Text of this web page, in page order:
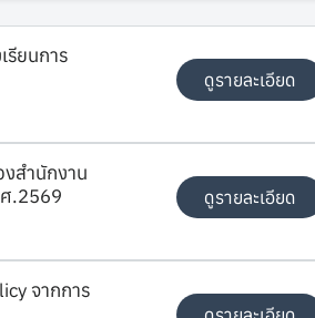
รียนการ
ดูรายละเอียด
งสำนักงาน
.2569
ดูรายละเอียด
จากการ